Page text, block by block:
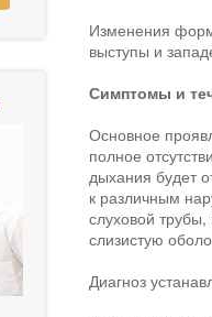
Изменения
выступы и
Симптомы и
Основное
полное
дыхания будет
к различным
слуховой
слизистую
Диагноз